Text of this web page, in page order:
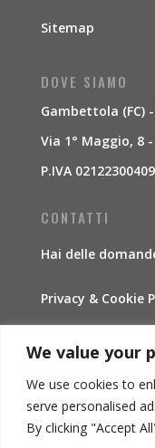
We value your
We use cookies to
serve personalised
By clicking "Accept
Sitemap
DOVE SIAMO
Gambettola (FC)
Via 1° Maggio, 8 -
P.IVA 02122300409
CONTATTI
Hai delle
Privacy & Cookie
Traccia la
INFORMAZIONI
Condizioni di